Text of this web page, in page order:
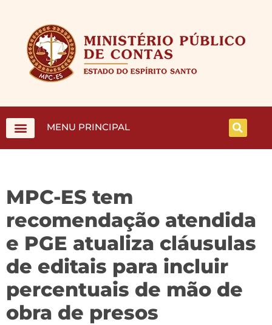
MENU PRINCIPAL
MPC-ES tem
recomendação atendida
e PGE atualiza cláusulas
de editais para incluir
percentuais de mão de
obra de presos